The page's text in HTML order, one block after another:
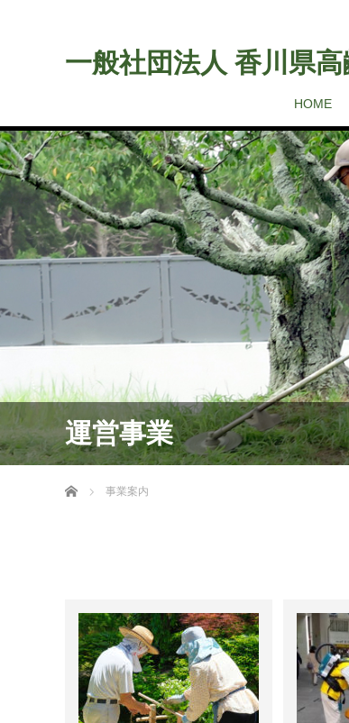
一般社団法人 香川県
HOME
運営事業
ホーム 事業案内